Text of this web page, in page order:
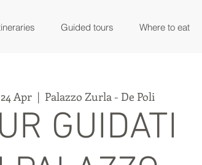
Guided tours Where to eat
Apr
  |
Palazzo Zurla - De Poli
GUIDATI